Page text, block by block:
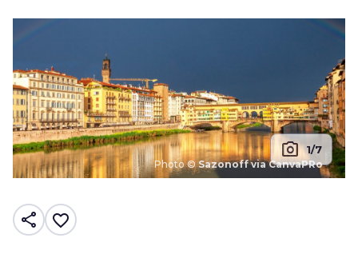
Photo ©Sazonoff via CanvaPRo
photo_camera 1/7
share favorite_border